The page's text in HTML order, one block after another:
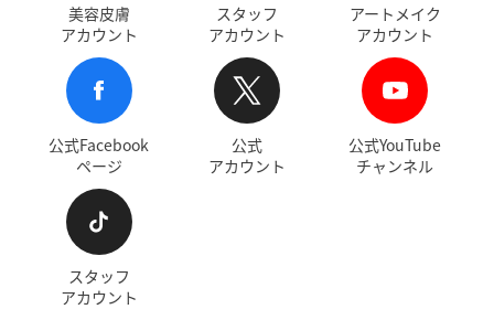
美容皮膚
アカウント
スタッフ
アカウント
アートメイク
アカウント
公式Facebook
ページ
公式
アカウント
公式YouTube
チャンネル
スタッフ
アカウント